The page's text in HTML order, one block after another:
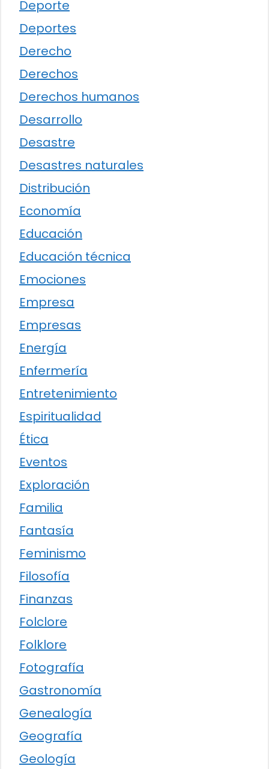
Deporte
Deportes
Derecho
Derechos
Derechos humanos
Desarrollo
Desastre
Desastres naturales
Distribución
Economía
Educación
Educación técnica
Emociones
Empresa
Empresas
Energía
Enfermería
Entretenimiento
Espiritualidad
Ética
Eventos
Exploración
Familia
Fantasía
Feminismo
Filosofía
Finanzas
Folclore
Folklore
Fotografía
Gastronomía
Genealogía
Geografía
Geología